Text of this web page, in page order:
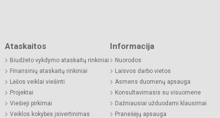
Ataskaitos
Biudžeto vykdymo ataskaitų rinkiniai
Finansinių ataskaitų rinkiniai
Lėšos veiklai viešinti
Projektai
Viešieji pirkimai
Veiklos kokybės įsivertinimas
Informacija
Nuorodos
Laisvos darbo vietos
Asmens duomenų apsauga
Konsultavimasis su visuomene
Dažniausiai užduodami klausimai
Pranešėjų apsauga